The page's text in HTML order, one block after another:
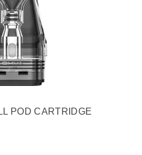
POD CARTRIDGE